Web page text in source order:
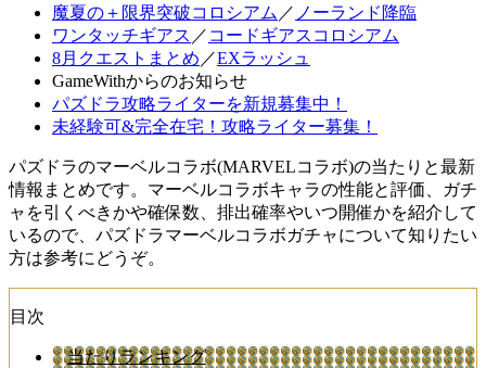
魔夏の＋限界突破コロシアム ／ ノーランド降臨
ワンタッチギアス ／ コードギアスコロシアム
8月クエストまとめ ／EXラッシュ
GameWithからのお知らせ
パズドラ攻略ライターを新規募集中！
未経験可&完全在宅！攻略ライター募集！
パズドラのマーベルコラボ(MARVELコラボ)の当たりと最新
情報まとめです。マーベルコラボキャラの性能と評価、ガチ
ャを引くべきかや確保数、排出確率やいつ開催かを紹介して
いるので、パズドラマーベルコラボガチャについて知りたい
方は参考にどうぞ。
目次
当たりランキング